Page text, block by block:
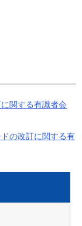
関する有識者会
の改訂に関する有